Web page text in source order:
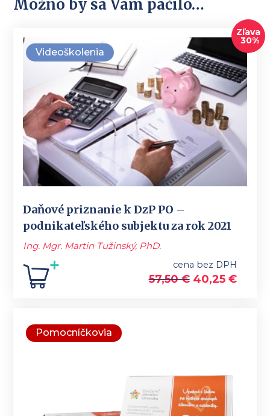
Možno by sa Vám páčilo…
Videoškolenia
Zľava
30%
Daňové priznanie k DzP PO –
podnikateľského subjektu za rok 2021
Ing. Mgr. Martin Tužinský, PhD.
cena bez DPH
57,50€ 40,25 €
Pomocníčkovia